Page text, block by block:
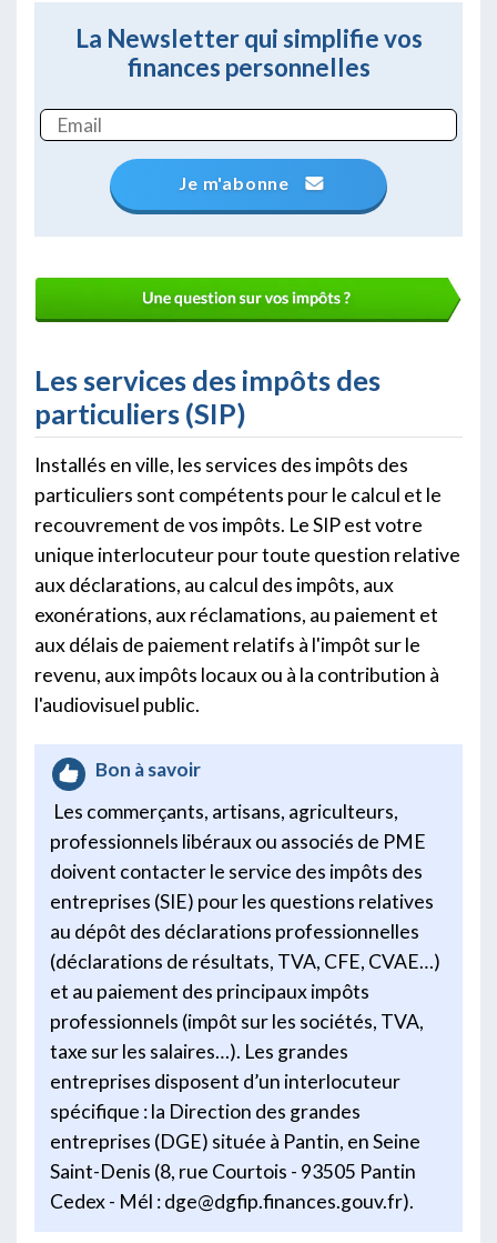
La Newsletter qui simplifie vos
finances personnelles
Je m'abonne
Les services des impôts des
particuliers (SIP)
Installés en ville, les services des impôts des
particuliers sont compétents pour le calcul et le
recouvrement de vos impôts. Le SIP est votre
unique interlocuteur pour toute question relative
aux déclarations, au calcul des impôts, aux
exonérations, aux réclamations, au paiement et
aux délais de paiement relatifs à l'impôt sur le
revenu, aux impôts locaux ou à la contribution à
l'audiovisuel public.
Bon à savoir
Les commerçants, artisans, agriculteurs,
professionnels libéraux ou associés de PME
doivent contacter le service des impôts des
entreprises (SIE) pour les questions relatives
au dépôt des déclarations professionnelles
(déclarations de résultats, TVA, CFE, CVAE…)
et au paiement des principaux impôts
professionnels (impôt sur les sociétés, TVA,
taxe sur les salaires…). Les grandes
entreprises disposent d’un interlocuteur
spécifique : la Direction des grandes
entreprises (DGE) située à Pantin, en Seine
Saint-Denis (8, rue Courtois - 93505 Pantin
Cedex - Mél : dge@dgfip.finances.gouv.fr).